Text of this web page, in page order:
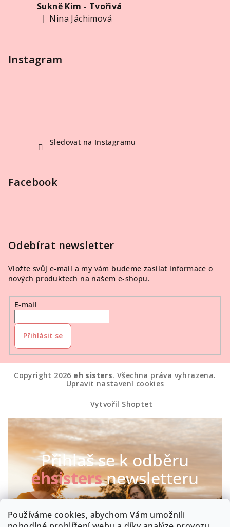
Používáme cookies, abychom Vám umožnili
Sukně Kim - Tvořivá
Hodnocení produktu je 5 z 5 hvězdiček.
| Nina Jáchimová
Instagram
Sledovat na Instagramu
Facebook
Odebírat newsletter
Vložte svůj e-mail a my vám budeme zasílat informace o
nových produktech na našem e-shopu.
E-mail
Přihlásit se
Copyright 2026 eh sisters. Všechna práva vyhrazena.
Upravit nastavení cookies
Vytvořil Shoptet
Přihlaš se k odběru
ehsistersnewsletteru
Chceš být první, kdo se dozví o našich novinkách a
speciálních akcích? Máme radost :-)